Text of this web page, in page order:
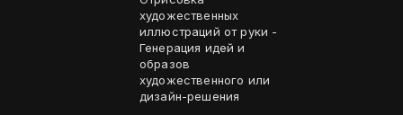
художественных
иллюстраций от руки -
Генерация идей и
образов
художественного или
дизайн-решения